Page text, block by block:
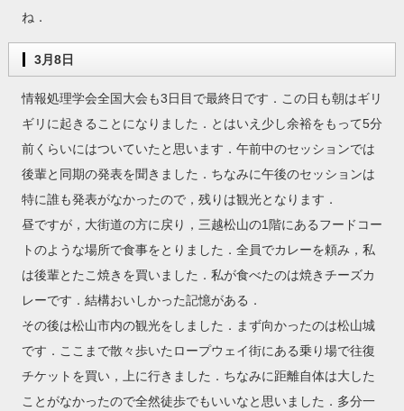
ね．
3月8日
情報処理学会全国大会も3日目で最終日です．この日も朝はギリ
ギリに起きることになりました．とはいえ少し余裕をもって5分
前くらいにはついていたと思います．午前中のセッションでは
後輩と同期の発表を聞きました．ちなみに午後のセッションは
特に誰も発表がなかったので，残りは観光となります．
昼ですが，大街道の方に戻り，三越松山の1階にあるフードコー
トのような場所で食事をとりました．全員でカレーを頼み，私
は後輩とたこ焼きを買いました．私が食べたのは焼きチーズカ
レーです．結構おいしかった記憶がある．
その後は松山市内の観光をしました．まず向かったのは松山城
です．ここまで散々歩いたロープウェイ街にある乗り場で往復
チケットを買い，上に行きました．ちなみに距離自体は大した
ことがなかったので全然徒歩でもいいなと思いました．多分一